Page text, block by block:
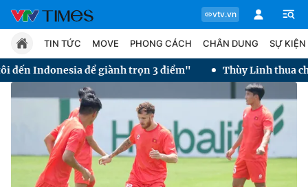
vtv.vn
Chuyên mục
Tin tức
Move
TIN TỨC MOVE PHONG CÁCH CHÂN DUNG SỰ KIỆN
trọn 3 điểm" Thùy Linh thua chung kết Taipei